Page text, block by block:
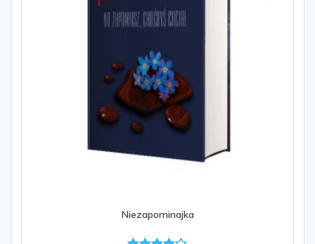
Niezapominajka